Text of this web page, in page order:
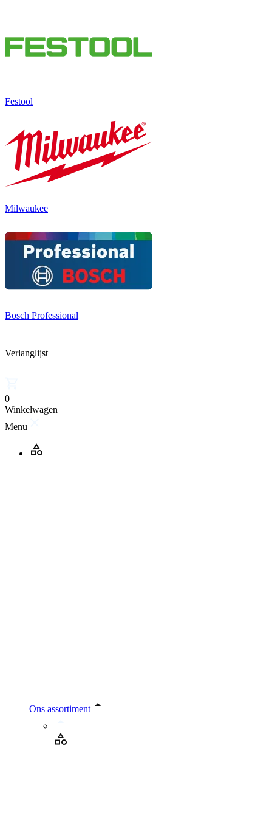
Festool
Milwaukee
Bosch Professional
Verlanglijst
0
Winkelwagen
Menu
Ons assortiment